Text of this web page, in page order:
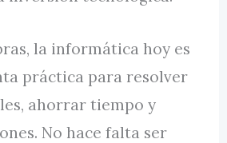
la informática hoy es
práctica para resolver
ahorrar tiempo y
No hace falta ser